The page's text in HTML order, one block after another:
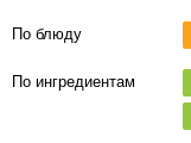
По блюду
По ингредиентам